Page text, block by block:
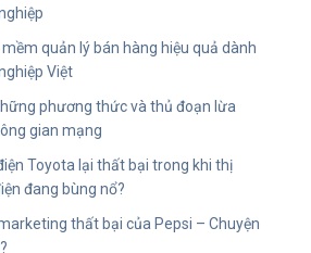
quản lý bán hàng hiệu quả dành
Việt
phương thức và thủ đoạn lừa
gian mạng
Toyota lại thất bại trong khi thị
đang bùng nổ?
thất bại của Pepsi – Chuyện